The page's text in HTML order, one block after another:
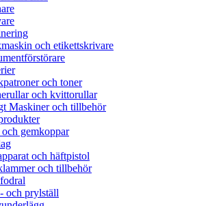
och etikettskrivare
och toner
och kvittorullar
Maskiner och tillbehör
gemkoppar
och häftpistol
och tillbehör
och prylställ